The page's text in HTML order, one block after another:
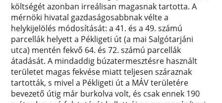
költségét azonban irreálisan magasnak tartotta. A
mérnöki hivatal gazdaságosabbnak vélte a
helykijelölés módosítását: a 41. és a 49. számú
parcellák helyett a Pékligeti út (a mai Salgótarjáni
utca) mentén fekvő 64. és 72. számú parcellák
átadását. A mindaddig búzatermesztésre használt
területet magas fekvése miatt teljesen száraznak
tartották, s mivel a Pékligeti út a MÁV területére
bevezető útig már burkolva volt, és csak ennek 190